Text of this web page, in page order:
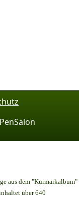
aus dem "Kurmarkalbum"
über 640